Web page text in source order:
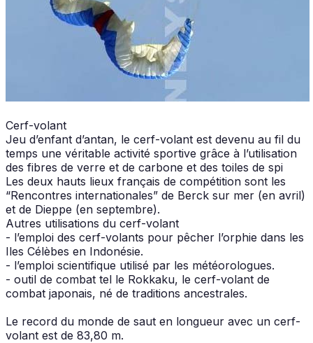
Cerf-volant
Jeu d’enfant d’antan, le cerf-volant est devenu au fil du
temps une véritable activité sportive grâce à l’utilisation
des fibres de verre et de carbone et des toiles de spi
Les deux hauts lieux français de compétition sont les
“Rencontres internationales” de Berck sur mer (en avril)
et de Dieppe (en septembre).
Autres utilisations du cerf-volant
- l’emploi des cerf-volants pour pêcher l’orphie dans les
Iles Célèbes en Indonésie.
- l’emploi scientifique utilisé par les météorologues.
- outil de combat tel le Rokkaku, le cerf-volant de
combat japonais, né de traditions ancestrales.
Le record du monde de saut en longueur avec un cerf-
volant est de 83,80 m.